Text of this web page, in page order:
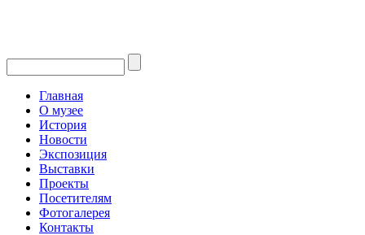
Главная
О музее
История
Новости
Экспозиция
Выставки
Проекты
Посетителям
Фотогалерея
Контакты